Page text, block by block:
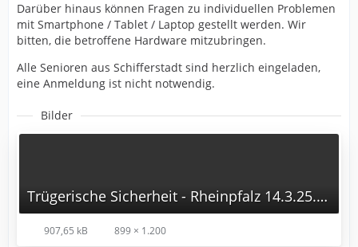
Darüber hinaus können Fragen zu individuellen Problemen
mit Smartphone / Tablet / Laptop gestellt werden. Wir
bitten, die betroffene Hardware mitzubringen.
Alle Senioren aus Schifferstadt sind herzlich eingeladen,
eine Anmeldung ist nicht notwendig.
Bilder
Trügerische Sicherheit - Rheinpfalz 14.3.25.png
907,65 kB 899 × 1.200